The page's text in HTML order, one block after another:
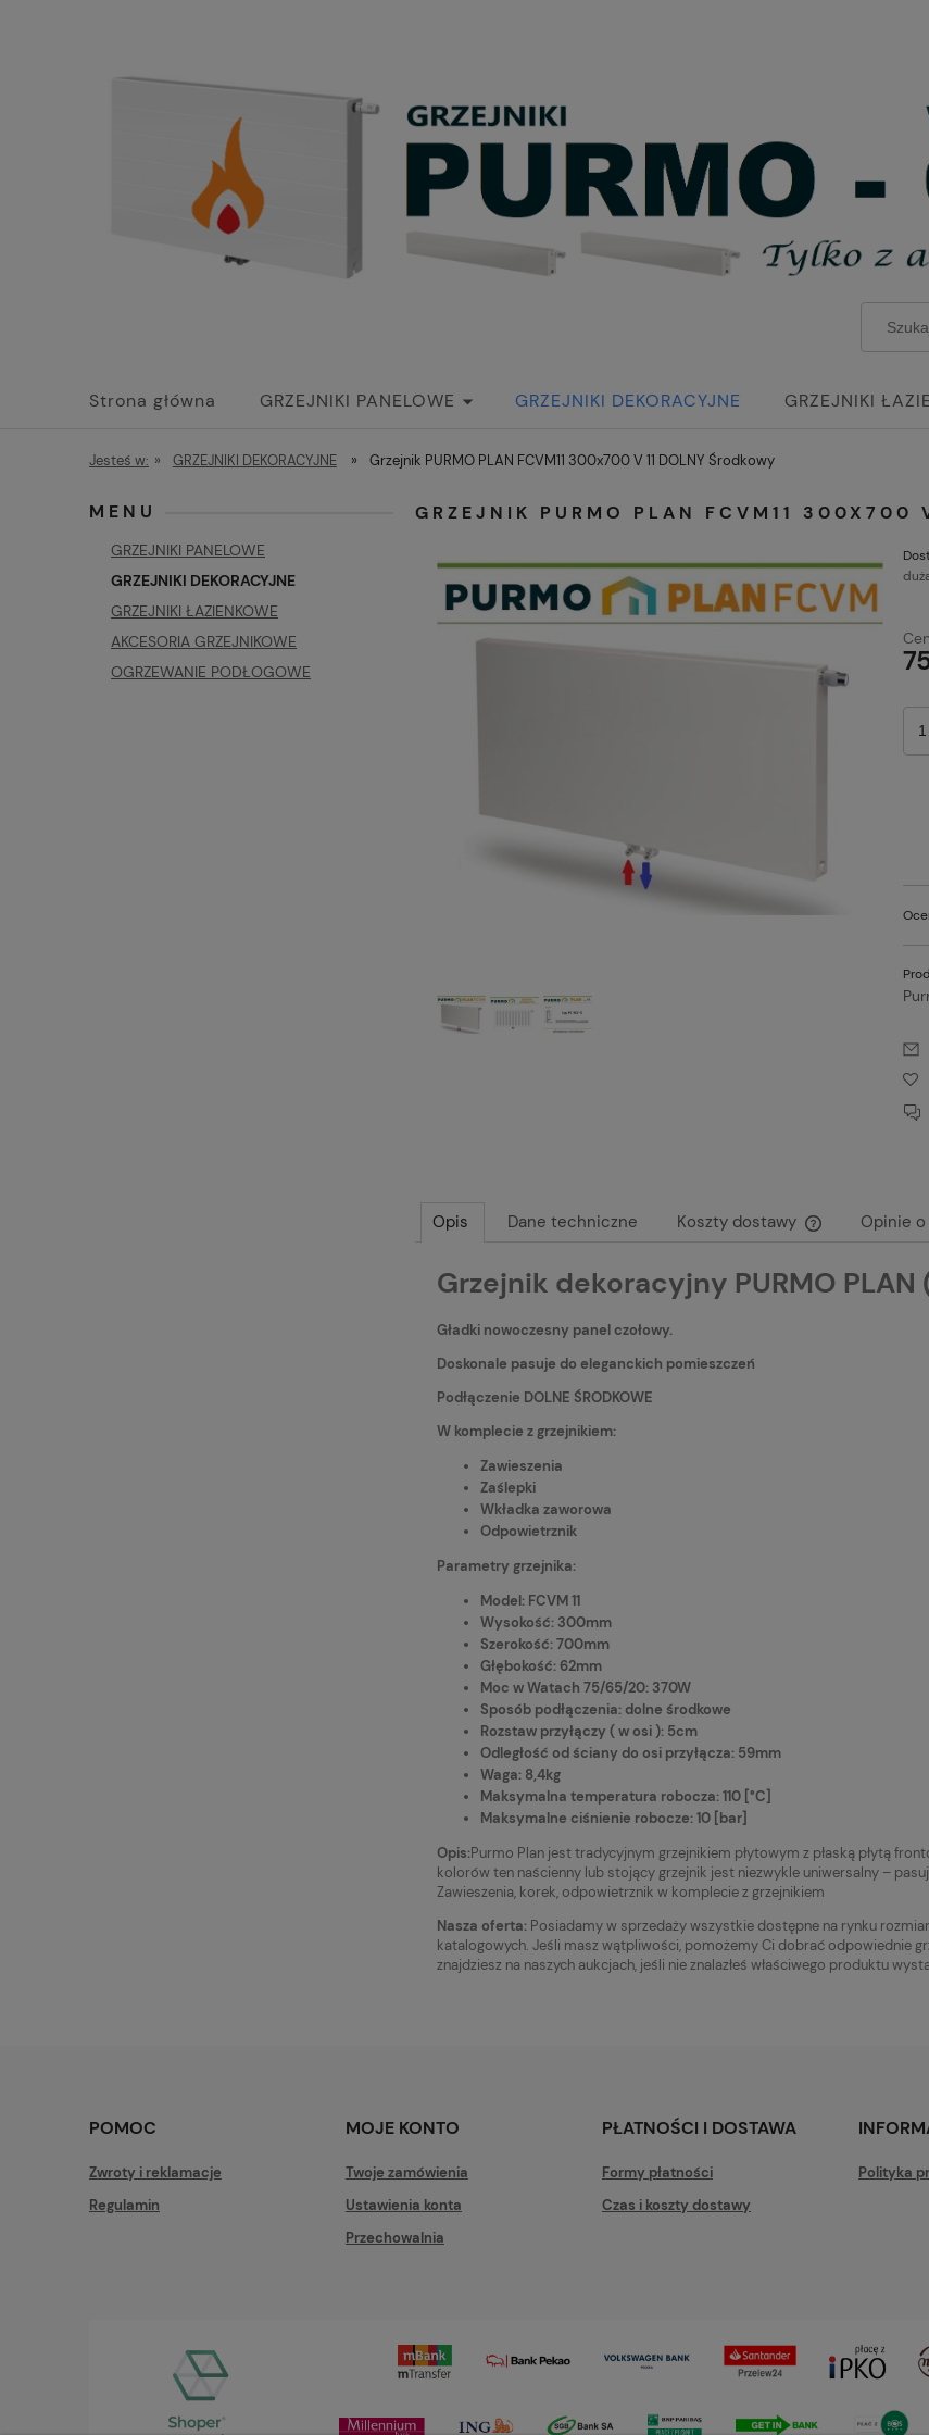
Strona główna GRZEJNIKI PANELOWE GRZEJNIKI DEKORACYJNE GRZEJNIKI
Jesteś w: » GRZEJNIKI DEKORACYJNE » Grzejnik PURMO PLAN FCVM11 300x700 V 11 DOLNY Środkowy
MENU
GRZEJNIKI PANELOWE
GRZEJNIKI DEKORACYJNE
GRZEJNIKI ŁAZIENKOWE
AKCESORIA GRZEJNIKOWE
OGRZEWANIE PODŁOGOWE
GRZEJNIK PURMO PLAN FCVM11 300X700
Opis Dane techniczne Koszty dostawy
Cena nie
Opinie
Grzejnik dekoracyjny PURMO PLAN
Gładki nowoczesny panel czołowy.
Doskonale pasuje do eleganckich pomieszczeń
Podłączenie DOLNE ŚRODKOWE
W komplecie z grzejnikiem:
Zawieszenia
Zaślepki
Wkładka zaworowa
Odpowietrznik
Parametry grzejnika:
Model: FCVM 11
Wysokość: 300mm
Szerokość: 700mm
Głębokość: 62mm
Moc w Watach 75/65/20: 370W
Sposób podłączenia: dolne środkowe
Rozstaw przyłączy ( w osi ): 5cm
Odległość od ściany do osi przyłącza: 59mm
Waga: 8,4kg
Maksymalna temperatura robocza: 110 [°C]
Maksymalne ciśnienie robocze: 10 [bar]
Opis:Purmo Plan jest tradycyjnym grzejnikiem płytowym z płaską płytą
kolorów ten naścienny lub stojący grzejnik jest niezwykle uniwersalny –
Zawieszenia, korek, odpowietrznik w komplecie z grzejnikiem
Nasza oferta: Posiadamy w sprzedaży wszystkie dostępne na rynku
katalogowych. Jeśli masz wątpliwości, pomożemy Ci dobrać odpowiednie
znajdziesz na naszych aukcjach, jeśli nie znalazłeś właściwego produktu
POMOC
Zwroty i reklamacje
Regulamin
MOJE KONTO
Twoje zamówienia
Ustawienia konta
Przechowalnia
PŁATNOŚCI I DOSTAWA
Formy płatności
Czas i koszty dostawy
Polityka